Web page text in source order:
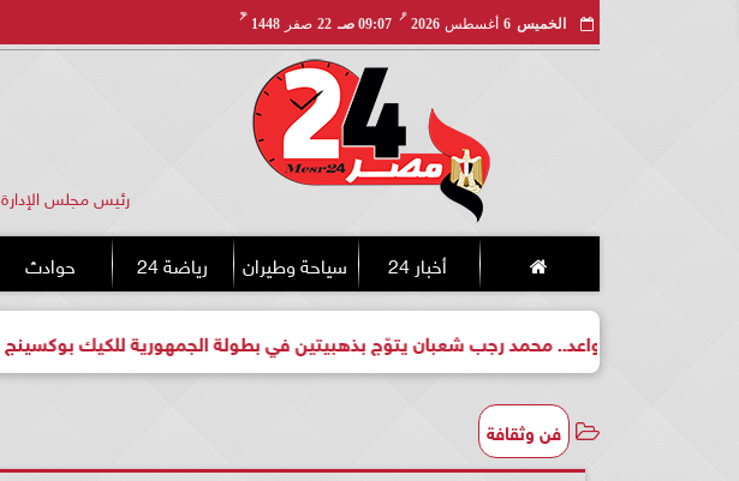
الخميس 6 أغسطس 2026
مـ
09:07 صـ 22 صفر 1448
هـ
رئيس مجلس الإدارة
أخبار 24 سياحة وطيران رياضة 24 حوادث
لبطل واعد.. محمد رجب شعبان يتوّج بذهبيتين في بطولة الجمهورية للكيك بوكسينج
فن وثقافة